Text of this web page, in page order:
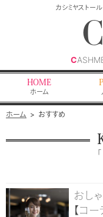
カシミヤストー
C
HOME
ホーム
索
ホーム おすすめ
おし
【コ